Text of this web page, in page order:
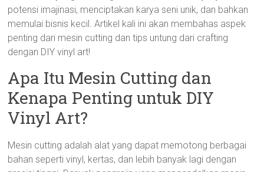
potensi imajinasi, menciptakan karya seni unik, dan bahkan
memulai bisnis kecil. Artikel kali ini akan membahas aspek
penting dari mesin cutting dan tips untung dari crafting
dengan DIY vinyl art!
Apa Itu Mesin Cutting dan
Kenapa Penting untuk DIY
Vinyl Art?
Mesin cutting adalah alat yang dapat memotong berbagai
bahan seperti vinyl, kertas, dan lebih banyak lagi dengan